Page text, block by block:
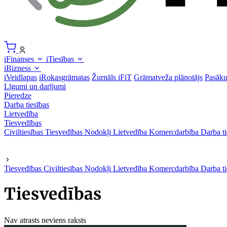
iFinanses
iTiesības
iBizness
iVeidlapas iRokasgrāmatas Žurnāls iFiT Grāmatveža plānotājs
Līgumi un darījumi
Pieredze
Darba tiesības
Lietvedība
Tiesvedības
Civiltiesības Tiesvedības Nodokļi Lietvedība Komercdarbība Darba
Tiesvedības Civiltiesības Nodokļi Lietvedība Komercdarbība Darba
Tiesvedības
Nav atrasts neviens raksts